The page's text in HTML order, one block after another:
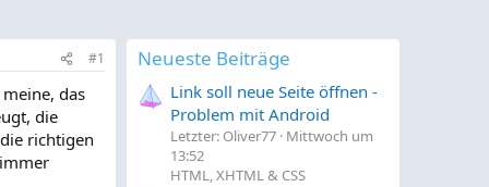
#1
das
die
richtigen
Neueste Beiträge
Link soll neue Seite öffnen -
Problem mit Android
Letzter: Oliver77 Mittwoch um
13:52
HTML, XHTML & CSS